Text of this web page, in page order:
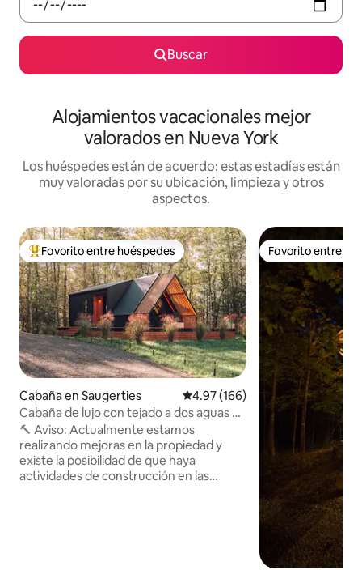
Buscar
Alojamientos vacacionales mejor
valorados en Nueva York
Los huéspedes están de acuerdo: estas estadías están
muy valoradas por su ubicación, limpieza y otros
aspectos.
Favorito entre huéspedes preferido
Favorito entre huéspedes
Cabaña en Saugerties Calificación promedio: 4.97 de
4.97 (166)
Cabaña de lujo con tejado a dos aguas en
el bosque con sauna
🔨 Aviso: Actualmente estamos
realizando mejoras en la propiedad y
existe la posibilidad de que haya
actividades de construcción en las
Favorito entre
Favorito entre